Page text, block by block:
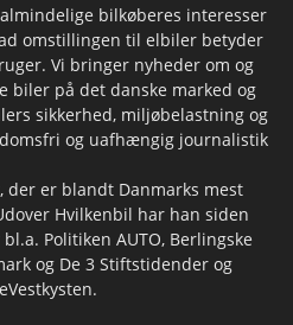
bilkøberes interesser
omstillingen til elbiler betyder
Vi bringer nyheder om og
biler på det danske marked og
sikkerhed, miljøbelastning og
og uafhængig journalistik
der er blandt Danmarks mest
Hvilkenbil har han siden
Politiken AUTO, Berlingske
og De 3 Stiftstidender og